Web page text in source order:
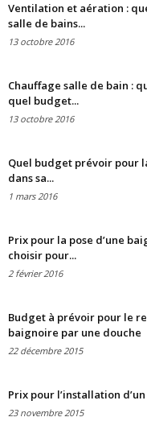
Ventilation et aération :
salle de bains...
13 octobre 2016
Chauffage salle de bain :
quel budget...
13 octobre 2016
Quel budget prévoir pour
dans sa...
1 mars 2016
Prix pour la pose d’une
choisir pour...
2 février 2016
Budget à prévoir pour le
baignoire par une douche
22 décembre 2015
Prix pour l’installation
23 novembre 2015